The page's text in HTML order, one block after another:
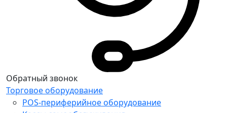
Обратный звонок
Торговое оборудование
POS-периферийное оборудование